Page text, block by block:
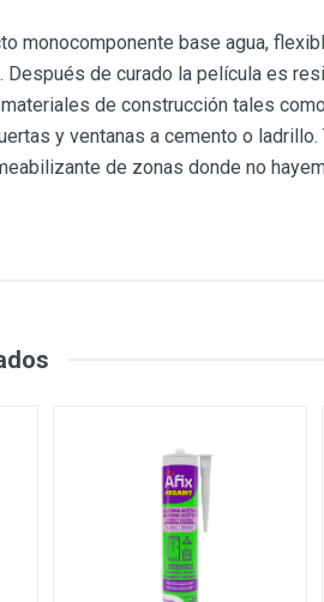
monocomponente base agua,
Después de curado la película es
de construcción tales
y ventanas a cemento o
de zonas donde no